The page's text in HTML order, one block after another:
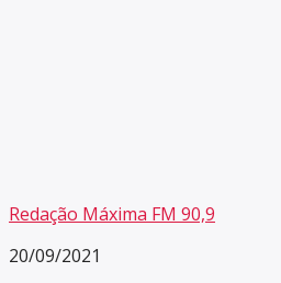
Redação Máxima FM 90,9
20/09/2021